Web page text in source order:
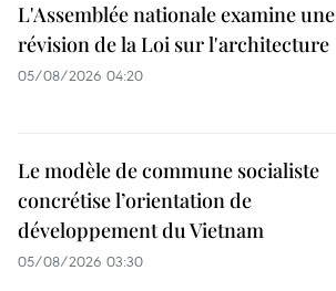
L'Assemblée nationale examine une
révision de la Loi sur l'architecture
05/08/2026 04:20
Le modèle de commune socialiste
concrétise l’orientation de
développement du Vietnam
05/08/2026 03:30